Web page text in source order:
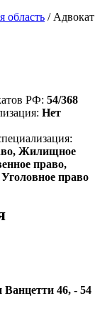
область / Адвокат
РФ: 54/368
Нет
Жилищное
право,
право
Ванцетти 46, - 54